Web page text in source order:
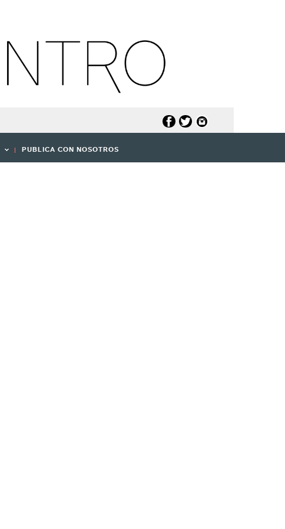
PUBLICA CON NOSOTROS